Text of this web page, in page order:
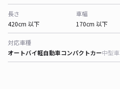
長さ
420cm 以下
車幅
170cm 以下
対応車種
オートバイ軽自動車コンパクトカー中型車